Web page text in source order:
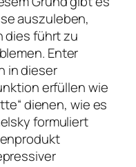
auszuleben,
dies führt zu
Enter
in dieser
erfüllen wie
dienen, wie es
formuliert